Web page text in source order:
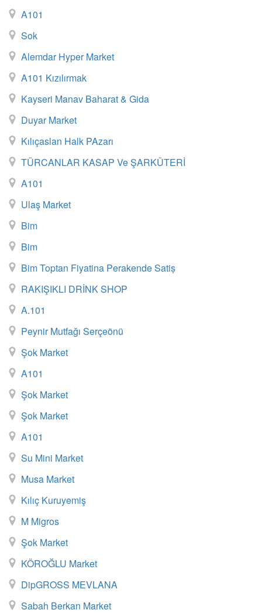
A101
Sok
Alemdar Hyper Market
A101 Kızılırmak
Kayseri Manav Baharat & Gida
Duyar Market
Kılıçaslan Halk PAzarı
TÜRCANLAR KASAP Ve ŞARKÜTERİ
A101
Ulaş Market
Bim
Bim
Bim Toptan Fiyatina Perakende Satiṣ
RAKIŞIKLI DRİNK SHOP
A.101
Peynir Mutfağı Serçeönü
Şok Market
A101
Şok Market
Şok Market
A101
Su Mini Market
Musa Market
Kılıç Kuruyemiş
M Migros
Şok Market
KÖROĞLU Market
DipGROSS MEVLANA
Sabah Berkan Market